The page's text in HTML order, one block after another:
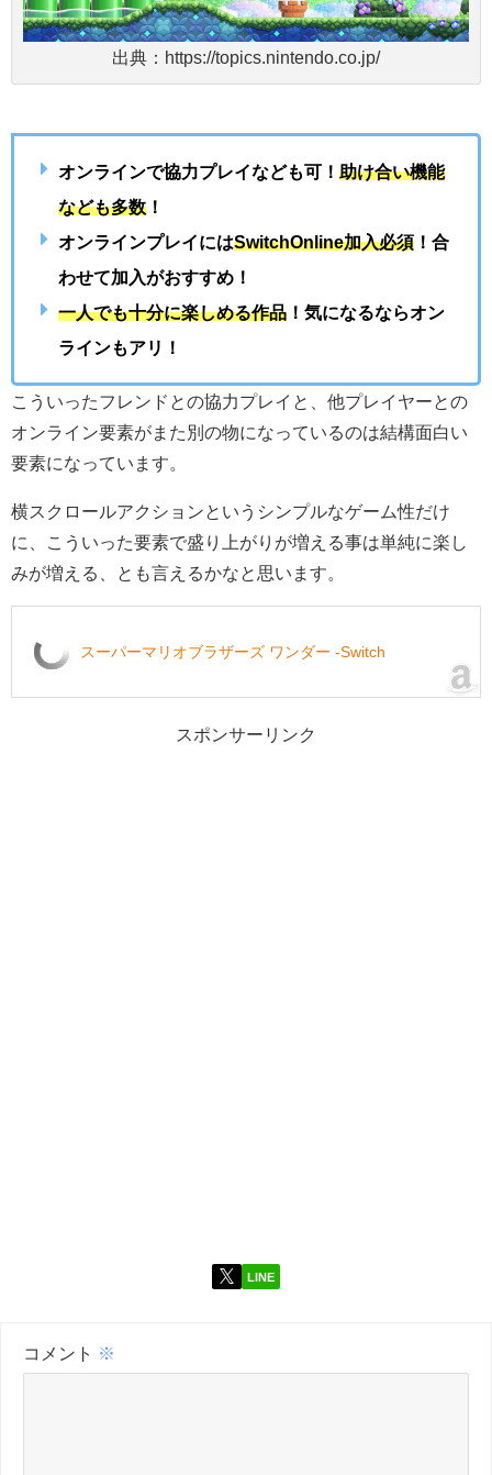
出典：https://topics.nintendo.co.jp/
オンラインで協力プレイなども可！ 助け合い機能
なども多数 ！
オンラインプレイにはSwitchOnline加入必須 ！合
わせて加入がおすすめ！
一人でも十分に楽しめる作品 ！気になるならオン
ラインもアリ！
こういったフレンドとの協力プレイと、他プレイヤーとの
オンライン要素がまた別の物になっているのは結構面白い
要素になっています。
横スクロールアクションというシンプルなゲーム性だけ
に、こういった要素で盛り上がりが増える事は単純に楽し
みが増える、とも言えるかなと思います。
スーパーマリオブラザーズ ワンダー -Switch
スポンサーリンク
LINE
コメント ※